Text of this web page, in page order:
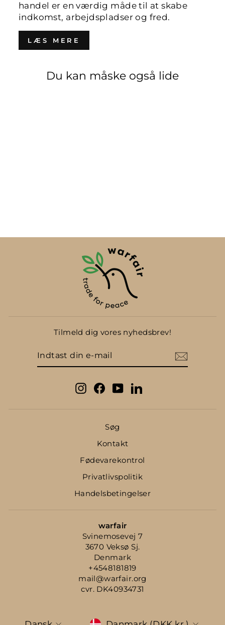
handel er en værdig måde til at skabe
indkomst, arbejdspladser og fred.
LÆS MERE
Du kan måske også lide
Tilmeld dig vores nyhedsbrev!
InstagramFacebook
YouTube
Søg
Kontakt
Fødevarekontrol
Privatlivspolitik
Handelsbetingelser
warfair
Svinemosevej 7
3670 Veksø Sj.
Denmark
+4548181819
mail@warfair.org
cvr. DK40934731